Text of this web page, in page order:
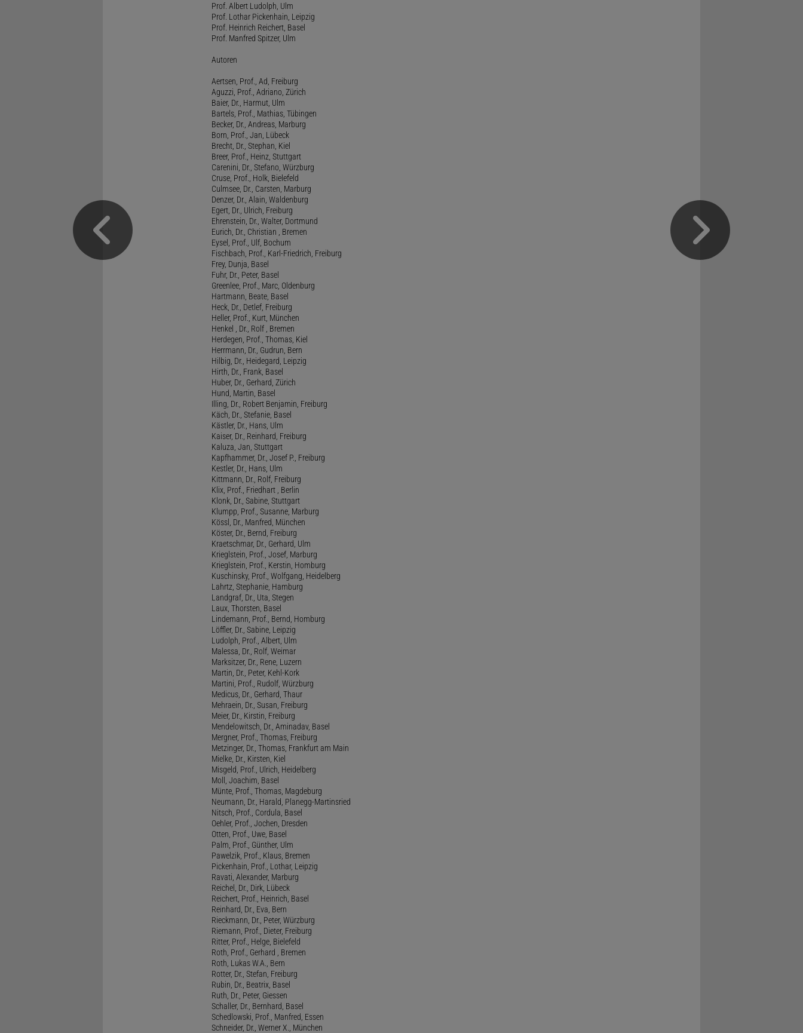
Prof. Albert Ludolph, Ulm
Prof. Lothar Pickenhain, Leipzig
Prof. Heinrich Reichert, Basel
Prof. Manfred Spitzer, Ulm
Autoren
Aertsen, Prof., Ad, Freiburg
Aguzzi, Prof., Adriano, Zürich
Baier, Dr., Harmut, Ulm
Bartels, Prof., Mathias, Tübingen
Becker, Dr., Andreas, Marburg
Born, Prof., Jan, Lübeck
Brecht, Dr., Stephan, Kiel
Breer, Prof., Heinz, Stuttgart
Carenini, Dr., Stefano, Würzburg
Cruse, Prof., Holk, Bielefeld
Culmsee, Dr., Carsten, Marburg
Denzer, Dr., Alain, Waldenburg
Egert, Dr., Ulrich, Freiburg
Ehrenstein, Dr., Walter, Dortmund
Eurich, Dr., Christian , Bremen
Eysel, Prof., Ulf, Bochum
Fischbach, Prof., Karl-Friedrich, Freiburg
Frey, Dunja, Basel
Fuhr, Dr., Peter, Basel
Greenlee, Prof., Marc, Oldenburg
Hartmann, Beate, Basel
Heck, Dr., Detlef, Freiburg
Heller, Prof., Kurt, München
Henkel , Dr., Rolf , Bremen
Herdegen, Prof., Thomas, Kiel
Herrmann, Dr., Gudrun, Bern
Hilbig, Dr., Heidegard, Leipzig
Hirth, Dr., Frank, Basel
Huber, Dr., Gerhard, Zürich
Hund, Martin, Basel
Illing, Dr., Robert Benjamin, Freiburg
Käch, Dr., Stefanie, Basel
Kästler, Dr., Hans, Ulm
Kaiser, Dr., Reinhard, Freiburg
Kaluza, Jan, Stuttgart
Kapfhammer, Dr., Josef P., Freiburg
Kestler, Dr., Hans, Ulm
Kittmann, Dr., Rolf, Freiburg
Klix, Prof., Friedhart , Berlin
Klonk, Dr., Sabine, Stuttgart
Klumpp, Prof., Susanne, Marburg
Kössl, Dr., Manfred, München
Köster, Dr., Bernd, Freiburg
Kraetschmar, Dr., Gerhard, Ulm
Krieglstein, Prof., Josef, Marburg
Krieglstein, Prof., Kerstin, Homburg
Kuschinsky, Prof., Wolfgang, Heidelberg
Lahrtz, Stephanie, Hamburg
Landgraf, Dr., Uta, Stegen
Laux, Thorsten, Basel
Lindemann, Prof., Bernd, Homburg
Löffler, Dr., Sabine, Leipzig
Ludolph, Prof., Albert, Ulm
Malessa, Dr., Rolf, Weimar
Marksitzer, Dr., Rene, Luzern
Martin, Dr., Peter, Kehl-Kork
Martini, Prof., Rudolf, Würzburg
Medicus, Dr., Gerhard, Thaur
Mehraein, Dr., Susan, Freiburg
Meier, Dr., Kirstin, Freiburg
Mendelowitsch, Dr., Aminadav, Basel
Mergner, Prof., Thomas, Freiburg
Metzinger, Dr., Thomas, Frankfurt am Main
Mielke, Dr., Kirsten, Kiel
Misgeld, Prof., Ulrich, Heidelberg
Moll, Joachim, Basel
Münte, Prof., Thomas, Magdeburg
Neumann, Dr., Harald, Planegg-Martinsried
Nitsch, Prof., Cordula, Basel
Oehler, Prof., Jochen, Dresden
Otten, Prof., Uwe, Basel
Palm, Prof., Günther, Ulm
Pawelzik, Prof., Klaus, Bremen
Pickenhain, Prof., Lothar, Leipzig
Ravati, Alexander, Marburg
Reichel, Dr., Dirk, Lübeck
Reichert, Prof., Heinrich, Basel
Reinhard, Dr., Eva, Bern
Rieckmann, Dr., Peter, Würzburg
Riemann, Prof., Dieter, Freiburg
Ritter, Prof., Helge, Bielefeld
Roth, Prof., Gerhard , Bremen
Roth, Lukas W.A., Bern
Rotter, Dr., Stefan, Freiburg
Rubin, Dr., Beatrix, Basel
Ruth, Dr., Peter, Giessen
Schaller, Dr., Bernhard, Basel
Schedlowski, Prof., Manfred, Essen
Schneider, Dr., Werner X., München